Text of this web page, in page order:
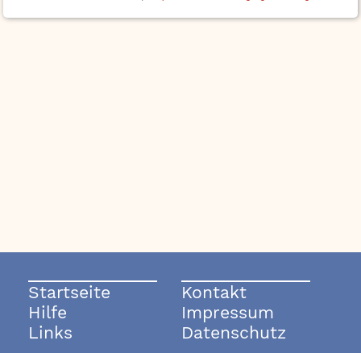
Startseite
Hilfe
Links
Kontakt
Impressum
Datenschutz